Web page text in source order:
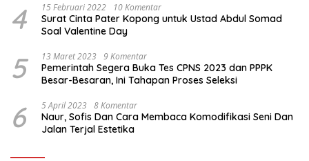
4 15 Februari 2022 10 Komentar
Surat Cinta Pater Kopong untuk Ustad Abdul Somad
Soal Valentine Day
5 13 Maret 2023 9 Komentar
Pemerintah Segera Buka Tes CPNS 2023 dan PPPK
Besar-Besaran, Ini Tahapan Proses Seleksi
6 5 April 2023 8 Komentar
Naur, Sofis Dan Cara Membaca Komodifikasi Seni Dan
Jalan Terjal Estetika